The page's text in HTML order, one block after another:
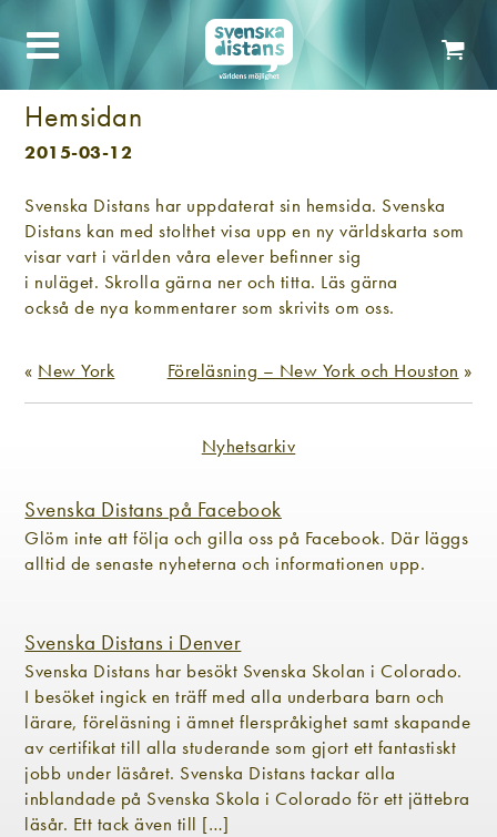
Hemsidan
2015-03-12
Svenska Distans har uppdaterat sin hemsida. Svenska
Distans kan med stolthet visa upp en ny världskarta som
visar vart i världen våra elever befinner sig
i nuläget. Skrolla gärna ner och titta. Läs gärna
också de nya kommentarer som skrivits om oss.
« New York Föreläsning – New York och Houston »
Nyhetsarkiv
Svenska Distans på Facebook
Glöm inte att följa och gilla oss på Facebook. Där läggs
alltid de senaste nyheterna och informationen upp.
Svenska Distans i Denver
Svenska Distans har besökt Svenska Skolan i Colorado.
I besöket ingick en träff med alla underbara barn och
lärare, föreläsning i ämnet flerspråkighet samt skapande
av certifikat till alla studerande som gjort ett fantastiskt
jobb under läsåret. Svenska Distans tackar alla
inblandade på Svenska Skola i Colorado för ett jättebra
läsår. Ett tack även till […]